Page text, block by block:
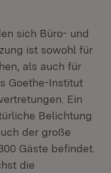
sich Büro- und
ist sowohl für
als auch für
Goethe-Institut
Ein
Belichtung
der große
Gäste befindet.
die